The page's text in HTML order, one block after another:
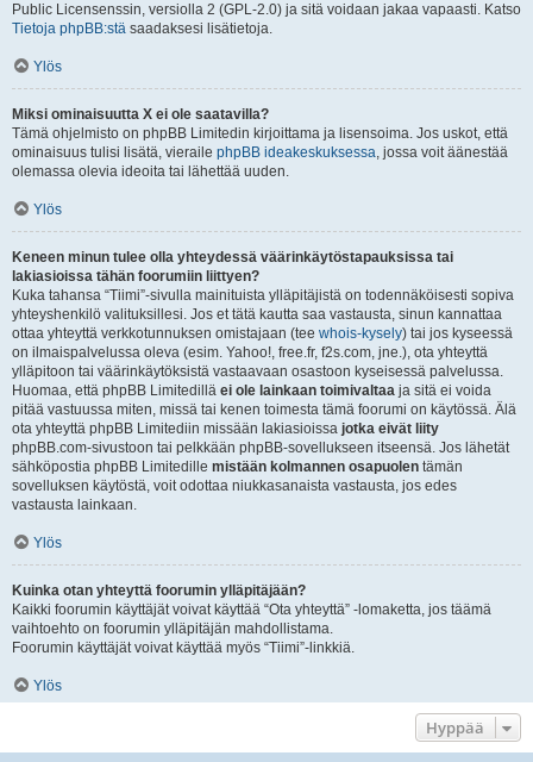
Public Licensenssin, versiolla 2 (GPL-2.0) ja sitä voidaan jakaa vapaasti. Katso
Tietoja phpBB:stä saadaksesi lisätietoja.
Ylös
Miksi ominaisuutta X ei ole saatavilla?
Tämä ohjelmisto on phpBB Limitedin kirjoittama ja lisensoima. Jos uskot, että
ominaisuus tulisi lisätä, vieraile phpBB ideakeskuksessa, jossa voit äänestää
olemassa olevia ideoita tai lähettää uuden.
Ylös
Keneen minun tulee olla yhteydessä väärinkäytöstapauksissa tai
lakiasioissa tähän foorumiin liittyen?
Kuka tahansa “Tiimi”-sivulla mainituista ylläpitäjistä on todennäköisesti sopiva
yhteyshenkilö valituksillesi. Jos et tätä kautta saa vastausta, sinun kannattaa
ottaa yhteyttä verkkotunnuksen omistajaan (tee whois-kysely) tai jos kyseessä
on ilmaispalvelussa oleva (esim. Yahoo!, free.fr, f2s.com, jne.), ota yhteyttä
ylläpitoon tai väärinkäytöksistä vastaavaan osastoon kyseisessä palvelussa.
Huomaa, että phpBB Limitedillä ei ole lainkaan toimivaltaa ja sitä ei voida
pitää vastuussa miten, missä tai kenen toimesta tämä foorumi on käytössä. Älä
ota yhteyttä phpBB Limitediin missään lakiasioissa jotka eivät liity
phpBB.com-sivustoon tai pelkkään phpBB-sovellukseen itseensä. Jos lähetät
sähköpostia phpBB Limitedille mistään kolmannen osapuolen tämän
sovelluksen käytöstä, voit odottaa niukkasanaista vastausta, jos edes
vastausta lainkaan.
Ylös
Kuinka otan yhteyttä foorumin ylläpitäjään?
Kaikki foorumin käyttäjät voivat käyttää “Ota yhteyttä” -lomaketta, jos täämä
vaihtoehto on foorumin ylläpitäjän mahdollistama.
Foorumin käyttäjät voivat käyttää myös “Tiimi”-linkkiä.
Ylös
Hyppää